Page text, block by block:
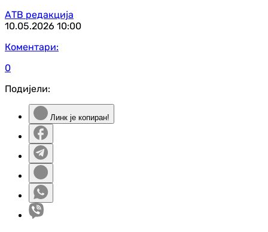
АТВ редакција
10.05.2026 10:00
Коментари:
0
Подијели:
Линк је копиран!